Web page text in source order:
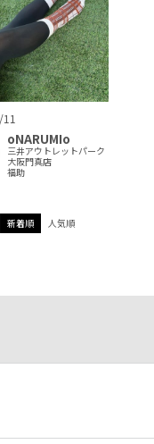
oNARUMIo
三井アウトレットパーク
大阪門真店
福助
新着順 人気順